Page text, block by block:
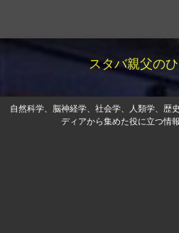
スタバ親父の
自然科学、脳神経学、社会学、人類学、歴
ディアから集めた役に立つ情